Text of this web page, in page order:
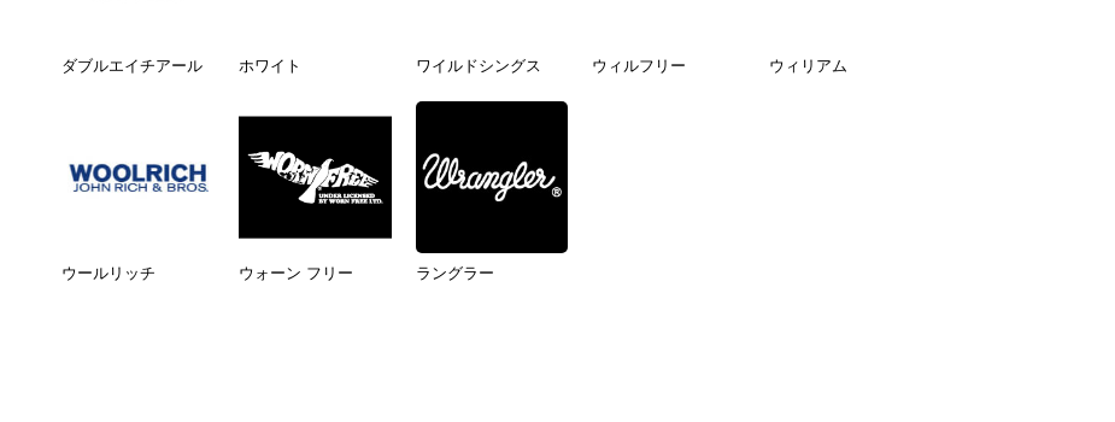
ダブルエイチアール ホワイト ワイルドシングス ウィルフリー ウィリアム
ウールリッチ ウォーン フリー ラングラー